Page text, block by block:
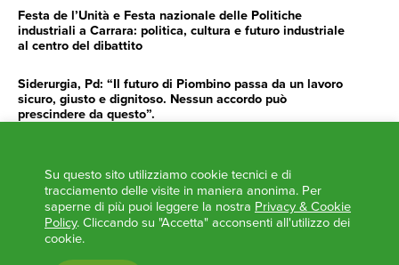
Festa de l’Unità e Festa nazionale delle Politiche
industriali a Carrara: politica, cultura e futuro industriale
al centro del dibattito
Siderurgia, Pd: “Il futuro di Piombino passa da un lavoro
sicuro, giusto e dignitoso. Nessun accordo può
prescindere da questo”.
impegno e determinazione delle istituzioni”
AGENDA
‘ANCORA UNA VOLTA LA TOSCANA TRACCIA LA
Su questo sito utilizziamo cookie tecnici e di
tracciamento delle visite in maniera anonima. Per
saperne di più puoi leggere la nostra Privacy & Cookie
Policy. Cliccando su "Accetta" acconsenti all'utilizzo dei
cookie.